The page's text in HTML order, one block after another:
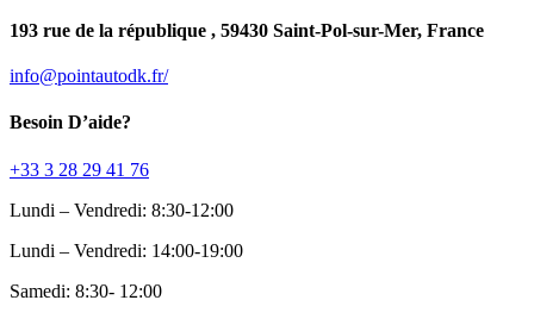
193 rue de la république , 59430 Saint-Pol-sur-Mer, France
info@pointautodk.fr/
Besoin D’aide?
‎+33 3 28 29 41 76
Lundi – Vendredi: 8:30-12:00
Lundi – Vendredi: 14:00-19:00
Samedi: 8:30- 12:00